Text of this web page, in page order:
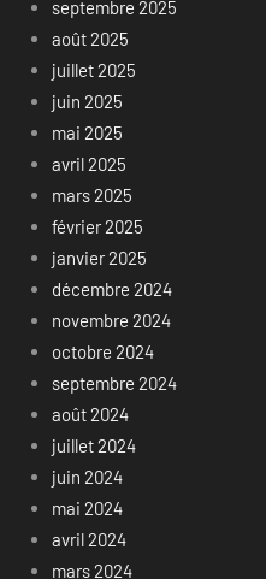
septembre 2025
août 2025
juillet 2025
juin 2025
mai 2025
avril 2025
mars 2025
février 2025
janvier 2025
décembre 2024
novembre 2024
octobre 2024
septembre 2024
août 2024
juillet 2024
juin 2024
mai 2024
avril 2024
mars 2024